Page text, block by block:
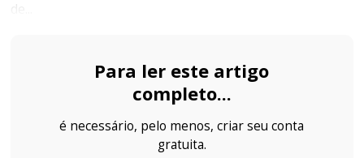
Para ler este artigo
completo...
é necessário, pelo menos, criar seu conta
gratuita.